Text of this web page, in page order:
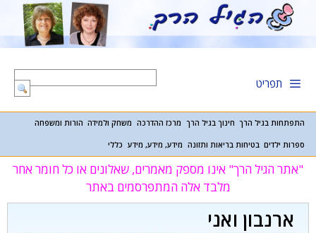
לתוכן
תפריט
התפתחות בגיל הרך חינוך בגיל הרך מרכז ההדרכה משחק ולמידה הורות ומשפחה
ספרות ילדים בטיחות בריאות ותזונה מידע, מידע, מידע כללי
"אתר הגיל הרך" אינו מספק מאמרים, שאלונים או כל חומר אחר
מלבד אלה המתפרסמים באתר
ארנבון ואני